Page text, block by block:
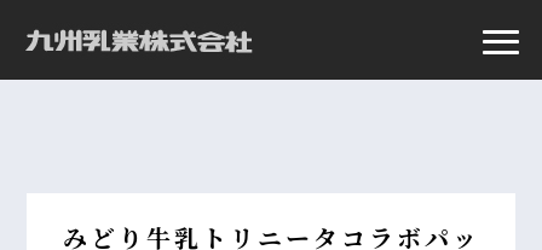
みどり牛乳トリニータコラボパッ